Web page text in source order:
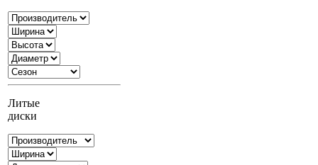
Литые
диски